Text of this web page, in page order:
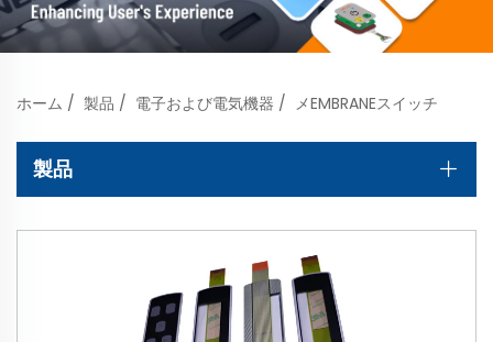
ホーム / 製品 / 電子および電気機器 / メEMBRANEスイッチ
製品